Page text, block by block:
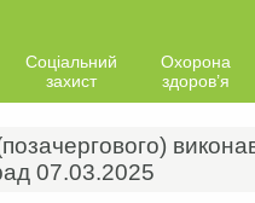
Соціальний
захист
Охорона
здоров’я
07.03.2025